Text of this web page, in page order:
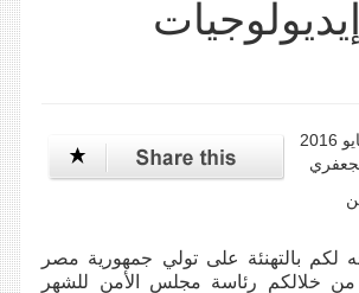
لكم بالتهنئة على تولي جمهورية مصر
من خلالكم رئاسة مجلس الأمن للشهر